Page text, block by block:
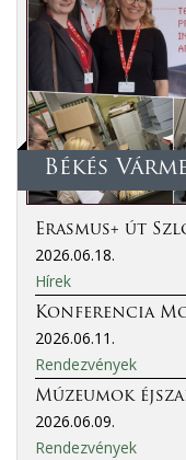
Békés
Erasmus+ út
2026.06.18.
Hírek
Konferencia
2026.06.11.
Rendezvények
Múzeumok
2026.06.09.
Rendezvények